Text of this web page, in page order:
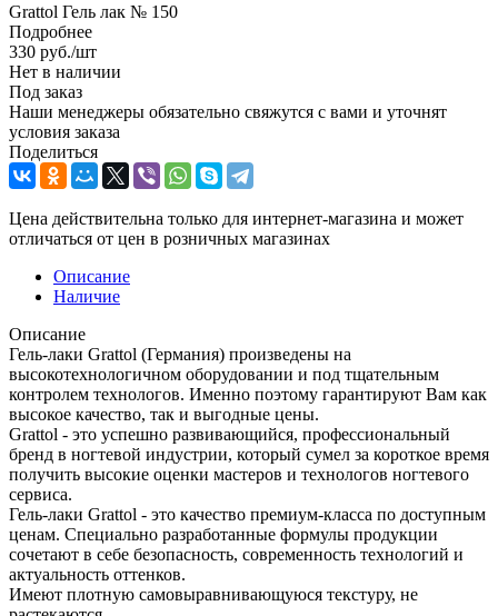
Grattol Гель лак № 150
Подробнее
330 руб./шт
Нет в наличии
Под заказ
Наши менеджеры обязательно свяжутся с вами и уточнят
условия заказа
Поделиться
Цена действительна только для интернет-магазина и может
отличаться от цен в розничных магазинах
Описание
Наличие
Описание
Гель-лаки Grattol (Германия) произведены на
высокотехнологичном оборудовании и под тщательным
контролем технологов. Именно поэтому гарантируют Вам как
высокое качество, так и выгодные цены.
Grattol - это успешно развивающийся, профессиональный
бренд в ногтевой индустрии, который сумел за короткое время
получить высокие оценки мастеров и технологов ногтевого
сервиса.
Гель-лаки Grattol - это качество премиум-класса по доступным
ценам. Специально разработанные формулы продукции
сочетают в себе безопасность, современность технологий и
актуальность оттенков.
Имеют плотную самовыравнивающуюся текстуру, не